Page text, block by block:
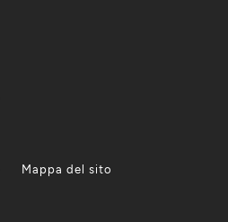
Mappa del sito